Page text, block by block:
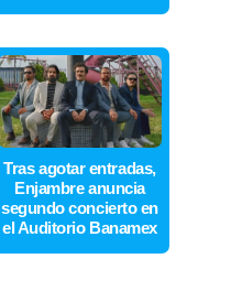
Tras agotar entradas,
Enjambre anuncia
segundo concierto en
el Auditorio Banamex